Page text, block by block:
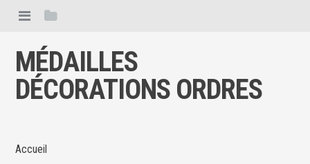
MÉDAILLES
DÉCORATIONS ORDRES
Accueil